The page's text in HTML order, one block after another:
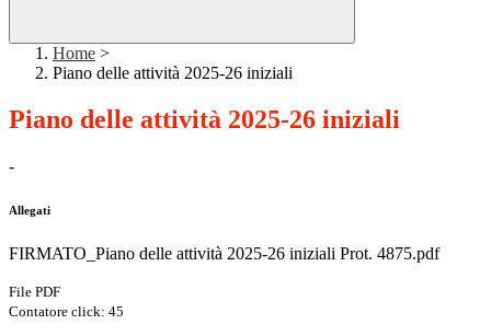
Home >
Piano delle attività 2025-26 iniziali
Piano delle attività 2025-26 iniziali
-
Allegati
FIRMATO_Piano delle attività 2025-26 iniziali Prot. 4875.pdf
File PDF
Contatore click: 45